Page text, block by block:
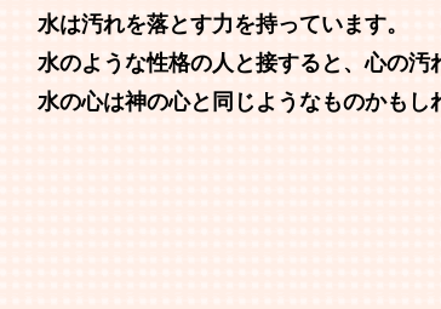
水は汚れを落とす力を持っています。
水のような性格の人と接すると、心の汚
水の心は神の心と同じようなものかもし